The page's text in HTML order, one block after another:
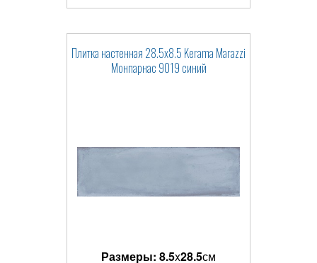
Плитка настенная 28.5x8.5 Kerama Marazzi
Монпарнас 9019 синий
Размеры: 8.5x28.5см